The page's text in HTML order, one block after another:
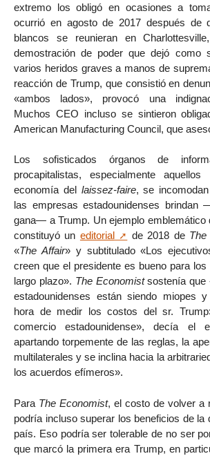
extremo los obligó en ocasiones a
ocurrió en agosto de 2017 después de
blancos se reunieran en
demostración de poder que dejó como
varios heridos graves a manos de
reacción de Trump, que consistió en
«ambos lados», provocó una
Muchos CEO incluso se sintieron
American Manufacturing Council, que
Los sofisticados órganos de
procapitalistas, especialmente
economía del laissez-faire, se
las empresas estadounidenses brindan
gana— a Trump. Un ejemplo emblemático
constituyó un editorial de 2018 de
«The Affair» y subtitulado «Los
creen que el presidente es bueno para
largo plazo». The Economistsostenía que
estadounidenses están siendo miopes
hora de medir los costos del sr.
comercio estadounidense», decía el
apartando torpemente de las reglas, la
multilaterales y se inclina hacia la
los acuerdos efímeros».
Para The Economist, el costo de volver a
podría incluso superar los beneficios de la
país. Eso podría ser tolerable de no ser
que marcó la primera era Trump, en